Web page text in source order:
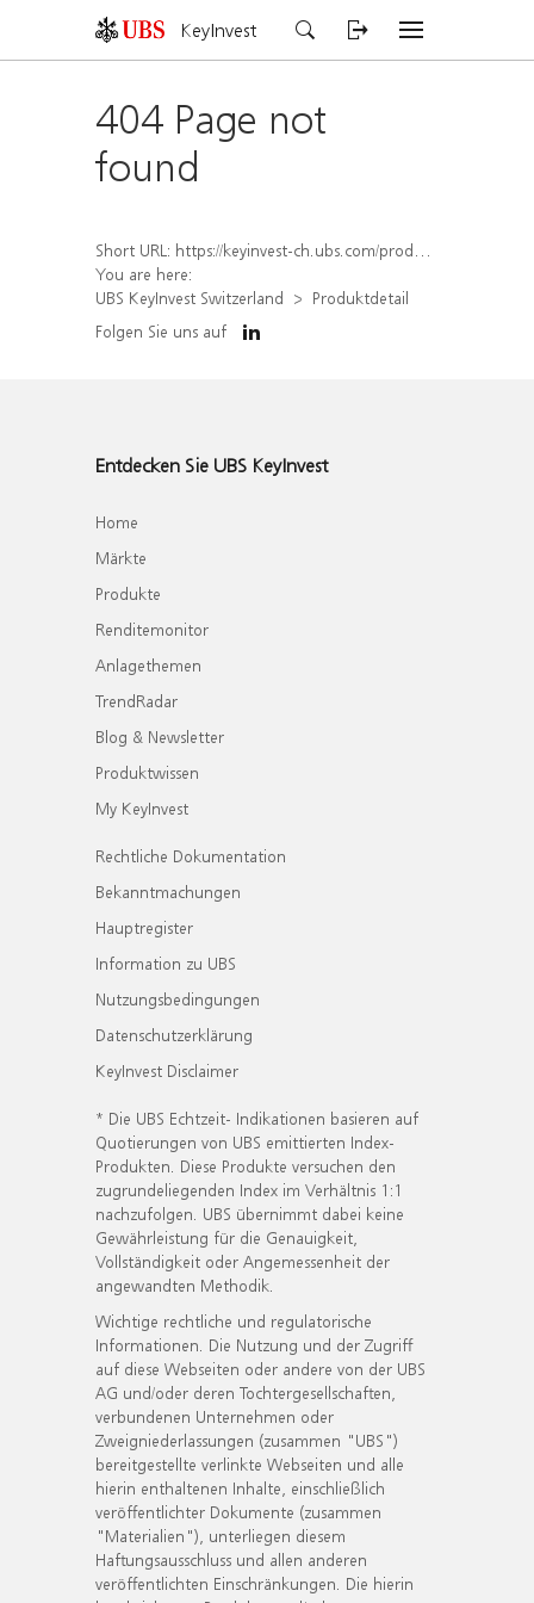
KeyInvest
404 Page not
found
Short URL: https://keyinvest-ch.ubs.com/produkt/detail/index/isin/CH1579300257
You are here:
UBS KeyInvest Switzerland
Produktdetail
Folgen Sie uns auf
Entdecken Sie UBS KeyInvest
Home
Märkte
Produkte
Renditemonitor
Anlagethemen
TrendRadar
Blog & Newsletter
Produktwissen
My KeyInvest
Rechtliche Dokumentation
Bekanntmachungen
Hauptregister
Information zu UBS
Nutzungsbedingungen
Datenschutzerklärung
KeyInvest Disclaimer
* Die UBS Echtzeit- Indikationen basieren auf
Quotierungen von UBS emittierten Index-
Produkten. Diese Produkte versuchen den
zugrundeliegenden Index im Verhältnis 1:1
nachzufolgen. UBS übernimmt dabei keine
Gewährleistung für die Genauigkeit,
Vollständigkeit oder Angemessenheit der
angewandten Methodik.
Wichtige rechtliche und regulatorische
Informationen. Die Nutzung und der Zugriff
auf diese Webseiten oder andere von der UBS
AG und/oder deren Tochtergesellschaften,
verbundenen Unternehmen oder
Zweigniederlassungen (zusammen "UBS")
bereitgestellte verlinkte Webseiten und alle
hierin enthaltenen Inhalte, einschließlich
veröffentlichter Dokumente (zusammen
"Materialien"), unterliegen diesem
Haftungsausschluss und allen anderen
veröffentlichten Einschränkungen. Die hierin